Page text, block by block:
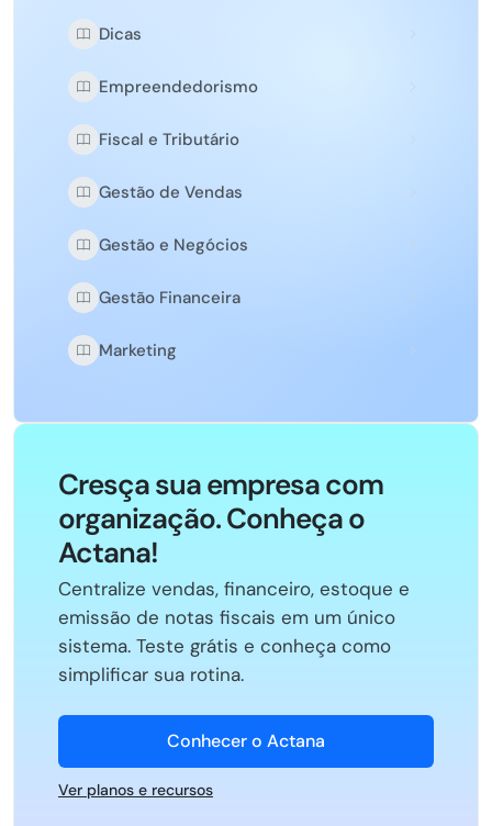
Dicas
Empreendedorismo
Fiscal e Tributário
Gestão de Vendas
Gestão e Negócios
Gestão Financeira
Marketing
Cresça sua empresa com
organização. Conheça o
Actana!
Centralize vendas, financeiro, estoque e
emissão de notas fiscais em um único
sistema. Teste grátis e conheça como
simplificar sua rotina.
Conhecer o Actana
Ver planos e recursos